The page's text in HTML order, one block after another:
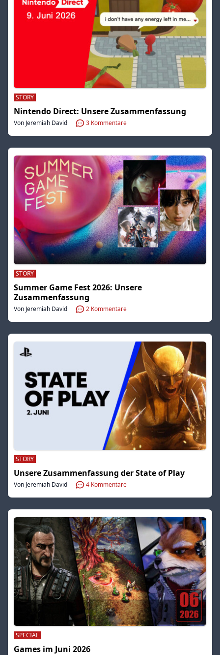
STORY
Nintendo Direct: Unsere Zusammenfassung
Von Jeremiah David 3 Kommentare
STORY
Summer Game Fest 2026: Unsere
Zusammenfassung
Von Jeremiah David 2 Kommentare
STORY
Unsere Zusammenfassung der State of Play
Von Jeremiah David 4 Kommentare
SPECIAL
Games im Juni 2026